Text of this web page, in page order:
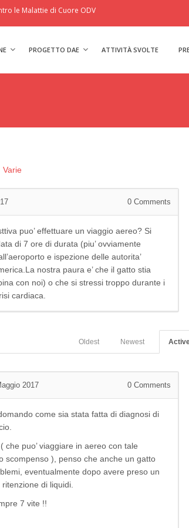
le Malattie di Cuore ODV
PROGETTO DAE ATTIVITÀ SVOLTE
Varie
0 Comments
puo’ effettuare un viaggio aereo? Si
di 7 ore di durata (piu’ ovviamente
e ispezione delle autorita’
nostra paura e’ che il gatto stia
con noi) o che si stressi troppo durante i
cardiaca.
Newest
Oldest
2017 0 Comments
come sia stata fatta di diagnosi di
che puo’ viaggiare in aereo con tale
scompenso ), penso che anche un gatto
eventualmente dopo avere preso un
ritenzione di liquidi.
7 vite !!